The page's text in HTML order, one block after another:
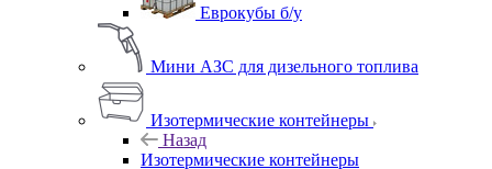
Еврокубы б/у
Мини АЗС для дизельного топлива
Изотермические контейнеры
Назад
Изотермические контейнеры